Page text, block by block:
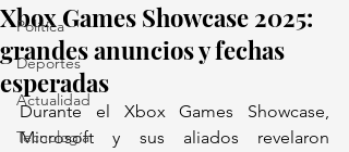
Política
Deportes
Actualidad
Tecnología
Xbox Games Showcase 2025:
grandes anuncios y fechas
esperadas
Durante el Xbox Games Showcase,
Microsoft y sus aliados revelaron